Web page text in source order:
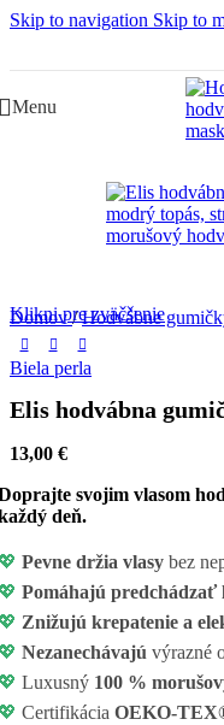
Skip to navigation Skip to
Menu
Klikni pre zväčšenie
Domov/ Hodvábne
Biela perla
Elis hodvábna
13,00 €
svojim vlasom
deň.
Pevne držia vlasy bez
Pomáhajú predchádzať
Znižujú krepatenie a
Nezanechávajú výrazné
Luxusný 100 %
Certifikácia OEKO-